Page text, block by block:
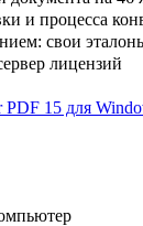
и процесса
свои
лицензий
PDF 15 для